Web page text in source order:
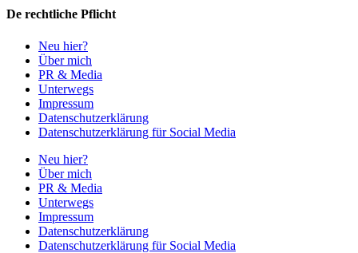
De rechtliche Pflicht
Neu hier?
Über mich
PR & Media
Unterwegs
Impressum
Datenschutzerklärung
Datenschutzerklärung für Social Media
Neu hier?
Über mich
PR & Media
Unterwegs
Impressum
Datenschutzerklärung
Datenschutzerklärung für Social Media